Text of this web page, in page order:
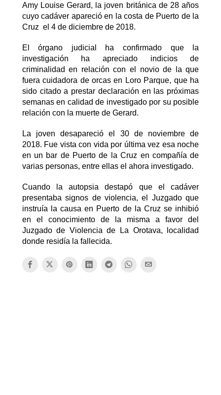
Amy Louise Gerard, la joven británica de 28 años
cuyo cadáver apareció en la costa de Puerto de la
Cruz el 4 de diciembre de 2018.
El órgano judicial ha confirmado que la
investigación ha apreciado indicios de
criminalidad en relación con el novio de la que
fuera cuidadora de orcas en Loro Parque, que ha
sido citado a prestar declaración en las próximas
semanas en calidad de investigado por su posible
relación con la muerte de Gerard.
La joven desapareció el 30 de noviembre de
2018. Fue vista con vida por última vez esa noche
en un bar de Puerto de la Cruz en compañía de
varias personas, entre ellas el ahora investigado.
Cuando la autopsia destapó que el cadáver
presentaba signos de violencia, el Juzgado que
instruía la causa en Puerto de la Cruz se inhibió
en el conocimiento de la misma a favor del
Juzgado de Violencia de La Orotava, localidad
donde residía la fallecida.